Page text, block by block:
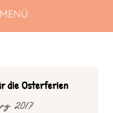
die Osterferien
2017